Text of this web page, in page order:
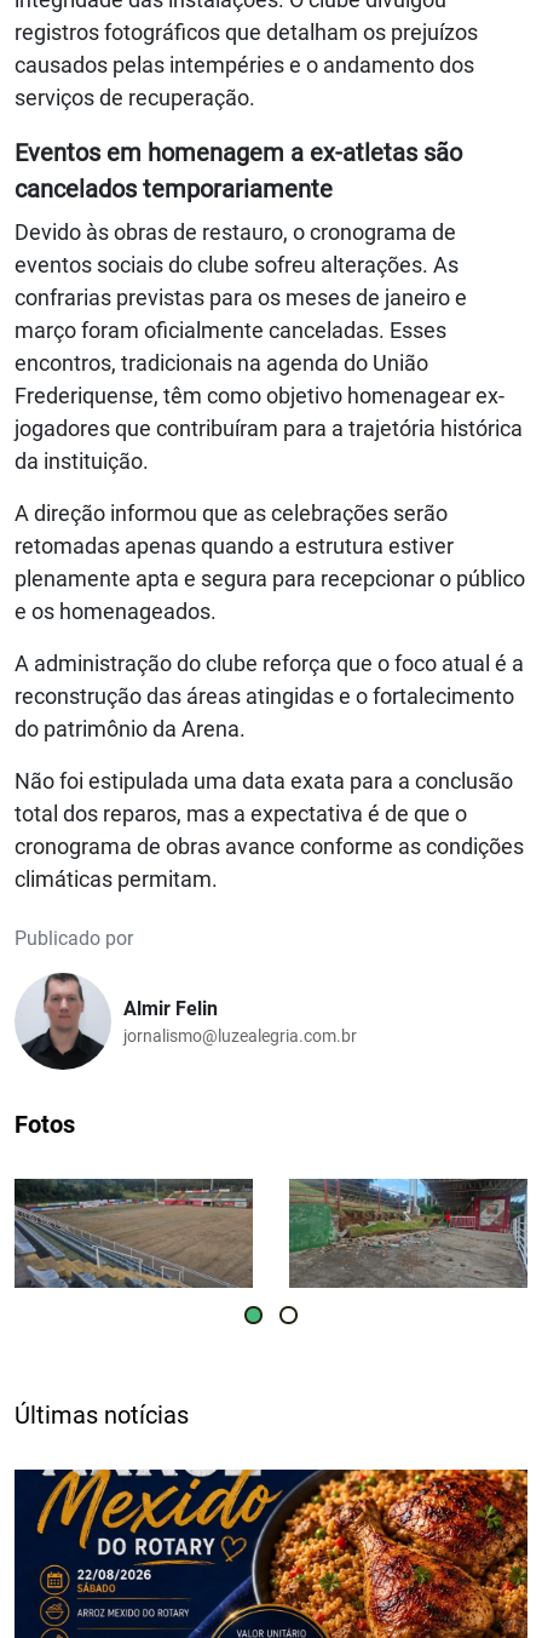
registros fotográficos que detalham os prejuízos
causados pelas intempéries e o andamento dos
serviços de recuperação.
Eventos em homenagem a ex-atletas são
cancelados temporariamente
Devido às obras de restauro, o cronograma de
eventos sociais do clube sofreu alterações. As
confrarias previstas para os meses de janeiro e
março foram oficialmente canceladas. Esses
encontros, tradicionais na agenda do União
Frederiquense, têm como objetivo homenagear ex-
jogadores que contribuíram para a trajetória histórica
da instituição.
A direção informou que as celebrações serão
retomadas apenas quando a estrutura estiver
plenamente apta e segura para recepcionar o público
e os homenageados.
A administração do clube reforça que o foco atual é a
reconstrução das áreas atingidas e o fortalecimento
do patrimônio da Arena.
Não foi estipulada uma data exata para a conclusão
total dos reparos, mas a expectativa é de que o
cronograma de obras avance conforme as condições
climáticas permitam.
Publicado por
Almir Felin
jornalismo@luzealegria.com.br
Fotos
Últimas notícias